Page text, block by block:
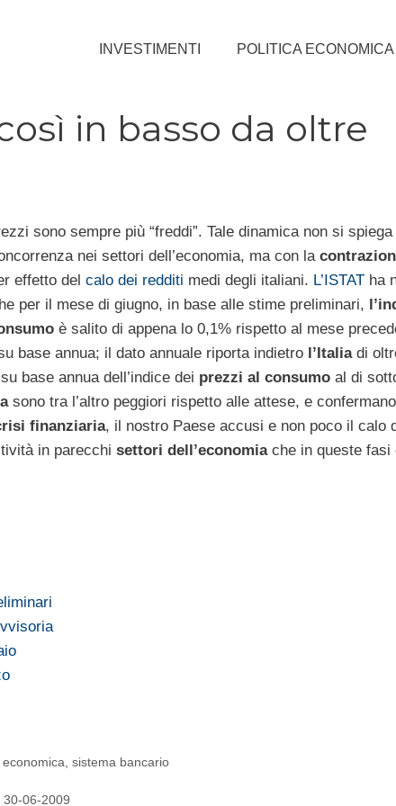
INVESTIMENTI POLITICA ECONOMICA
in basso da oltre
sono sempre più “freddi”. Tale dinamica non si
nei settori dell’economia, ma con la
effetto del calo dei redditi medi degli italiani. L’ISTATha
per il mese di giugno, in base alle stime preliminari,
è salito di appena lo 0,1% rispetto al mese
base annua; il dato annuale riporta indietro l’Italiadi
base annua dell’indice dei prezzi al consumo al di
sono tra l’altro peggiori rispetto alle attese, e
finanziaria, il nostro Paese accusi e non poco il calo
in parecchi settori dell’economiache in queste fasi
,sistema bancario
30-06-2009